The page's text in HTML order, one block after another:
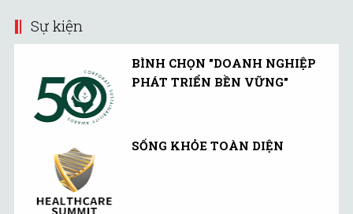
Sự kiện
BÌNH CHỌN "DOANH NGHIỆP
PHÁT TRIỂN BỀN VỮNG"
SỐNG KHỎE TOÀN DIỆN